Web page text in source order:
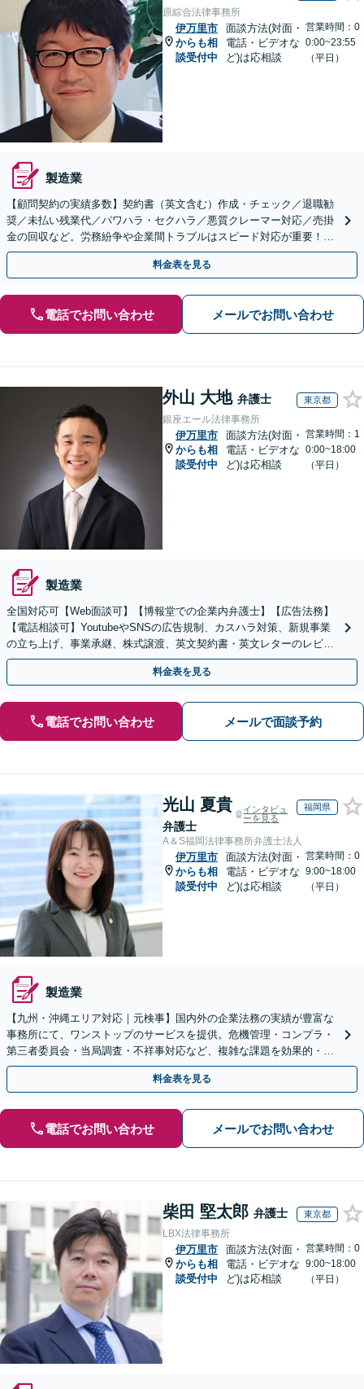
原綜合法律事務所
伊万里市
からも相
談受付中
面談方法(対面・
電話・ビデオな
ど)は応相談
営業時間：0
0:00~23:55
（平日）
製造業
【顧問契約の実績多数】契約書（英文含む）作成・チェック／退職勧
奨／未払い残業代／パワハラ・セクハラ／悪質クレーマー対応／売掛
金の回収など。労務紛争や企業間トラブルはスピード対応が重要！ビ
ジネスを発展させるために全力でサポートします。
料金表を見る
電話でお問い合わせ メールでお問い合わせ
外山 大地 弁護士 東京都
銀座エール法律事務所
伊万里市
からも相
談受付中
面談方法(対面・
電話・ビデオな
ど)は応相談
営業時間：1
0:00~18:00
（平日）
製造業
全国対応可【Web面談可】【博報堂での企業内弁護士】【広告法務】
【電話相談可】YoutubeやSNSの広告規制、カスハラ対策、新規事業
の立ち上げ、事業承継、株式譲渡、英文契約書・英文レターのレビュ
ー・ドラフトなどに対応。
料金表を見る
電話でお問い合わせ メールで面談予約
光山 夏貴
弁護士
インタビュ
ーを見る
福岡県
A＆S福岡法律事務所弁護士法人
伊万里市
からも相
談受付中
面談方法(対面・
電話・ビデオな
ど)は応相談
営業時間：0
9:00~18:00
（平日）
製造業
【九州・沖縄エリア対応｜元検事】国内外の企業法務の実績が豊富な
事務所にて、ワンストップのサービスを提供。危機管理・コンプラ・
第三者委員会・当局調査・不祥事対応など、複雑な課題を効果的・効
率的に解決へ。セカンドオピニオン可【休日・夜間相談可】
料金表を見る
電話でお問い合わせ メールでお問い合わせ
柴田 堅太郎 弁護士 東京都
LBX法律事務所
伊万里市
からも相
談受付中
面談方法(対面・
電話・ビデオな
ど)は応相談
営業時間：0
9:00~18:00
（平日）